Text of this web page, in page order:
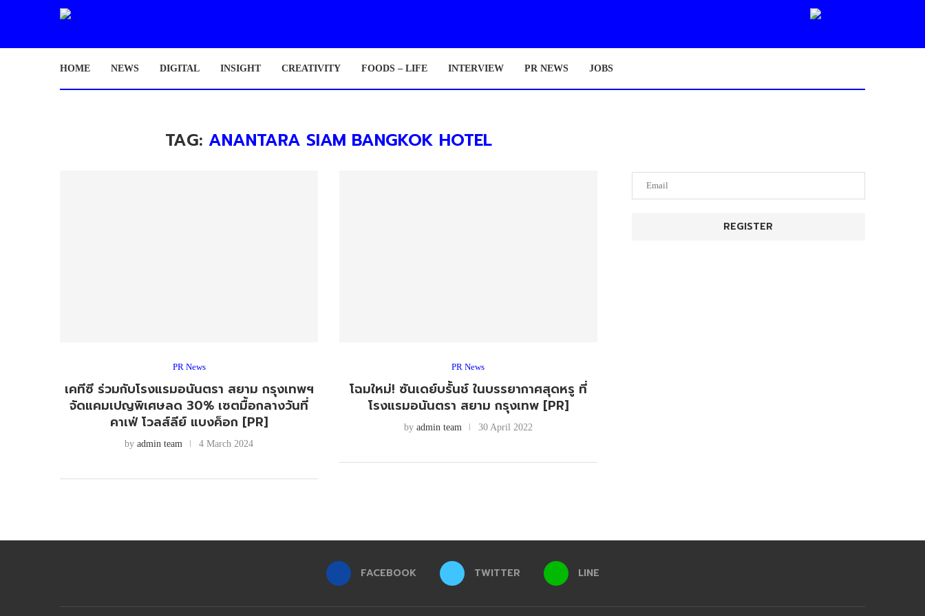
HOME NEWS DIGITAL INSIGHT CREATIVITY FOODS – LIFE INTERVIEW PR NEWS JOBS
TAG: ANANTARA SIAM BANGKOK HOTEL
PR News
เคทีซี ร่วมกับโรงแรมอนันตรา สยาม กรุงเทพฯ
จัดแคมเปญพิเศษลด 30% เซตมื้อกลางวันที่
คาเฟ่ โวลส์ลีย์ แบงค็อก [PR]
byadmin team 4 March 2024
PR News
โฉมใหม่! ซันเดย์บรั้นช์ ในบรรยากาศสุดหรู ที่
โรงแรมอนันตรา สยาม กรุงเทพ [PR]
by admin team 30 April 2022
FACEBOOK TWITTER LINE